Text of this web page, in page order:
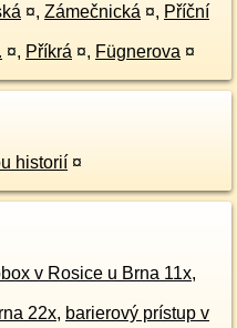
¤, Zámečnická ¤, Příční
¤, Příkrá ¤, Fügnerova ¤
historií ¤
v Rosice u Brna 11x,
22x, barierový prístup v